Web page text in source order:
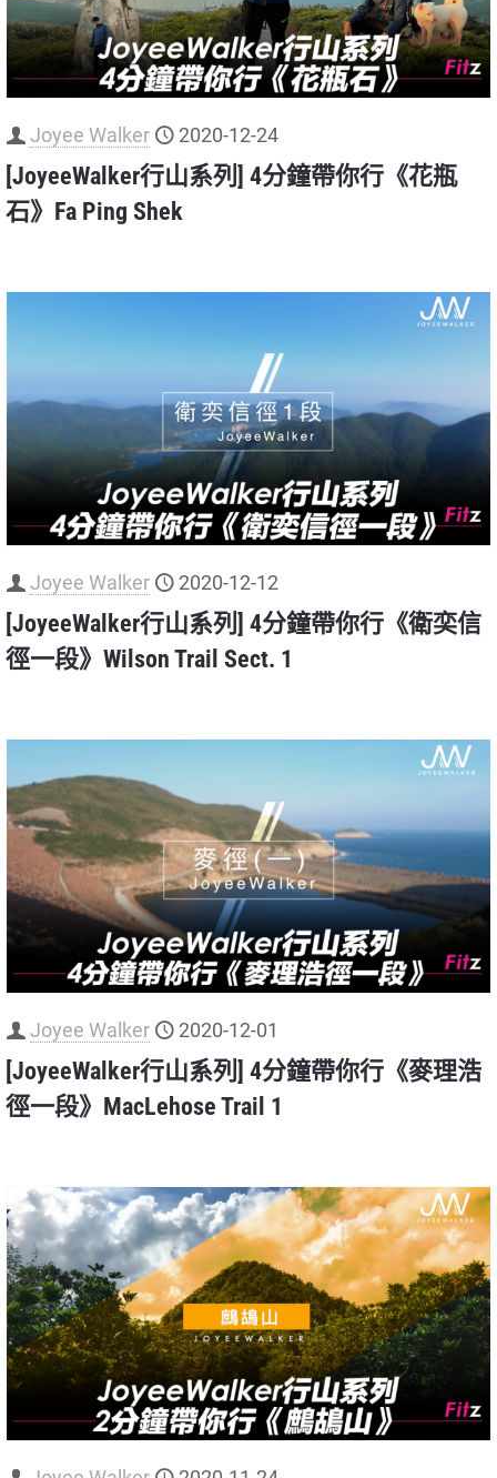
Joyee Walker 2020-12-24
[JoyeeWalker行山系列] 4分鐘帶你行《花瓶
石》Fa Ping Shek
Joyee Walker 2020-12-12
[JoyeeWalker行山系列] 4分鐘帶你行《衛奕信
徑一段》Wilson Trail Sect. 1
Joyee Walker 2020-12-01
[JoyeeWalker行山系列] 4分鐘帶你行《麥理浩
徑一段》MacLehose Trail 1